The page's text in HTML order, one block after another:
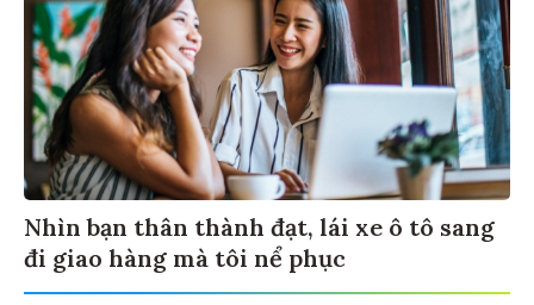
Nhìn bạn thân thành đạt, lái xe ô tô sang
đi giao hàng mà tôi nể phục